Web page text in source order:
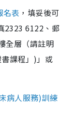
名表 ，填妥後可
2323 6122、郵
全層（請註明
書課程」)」或
病人服務)訓練